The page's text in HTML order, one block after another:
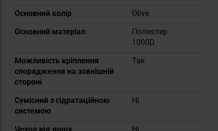
Основний колір
Olive
Основний матеріал
Поліестер
1000D
Можливість кріплення
спорядження на зовнішній
стороні
Так
Сумісний з гідратаційною
системою
Ні
Чохол від дощу
Ні